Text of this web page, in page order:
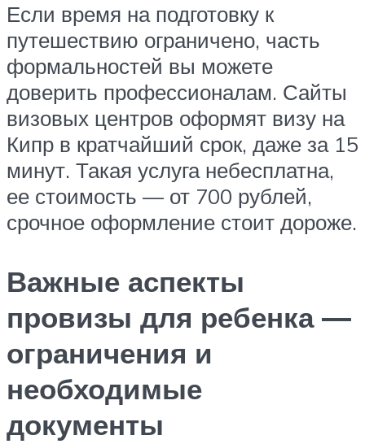
Если время на подготовку к
путешествию ограничено, часть
формальностей вы можете
доверить профессионалам. Сайты
визовых центров оформят визу на
Кипр в кратчайший срок, даже за 15
минут. Такая услуга небесплатна,
ее стоимость — от 700 рублей,
срочное оформление стоит дороже.
Важные аспекты
провизы для ребенка —
ограничения и
необходимые
документы